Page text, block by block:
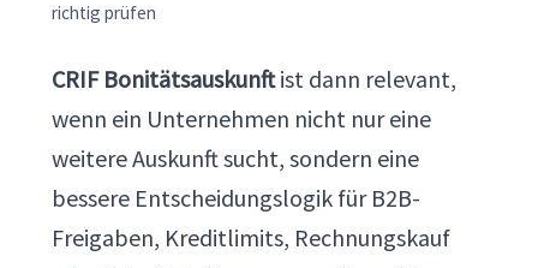
richtig prüfen
CRIF Bonitätsauskunftist dann relevant,
wenn ein Unternehmen nicht nur eine
weitere Auskunft sucht, sondern eine
bessere Entscheidungslogik für B2B-
Freigaben, Kreditlimits, Rechnungskauf